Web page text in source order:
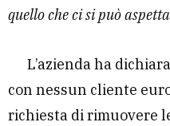
quello che ci si può
L’azienda ha
con nessun cliente
richiesta di rimuovere